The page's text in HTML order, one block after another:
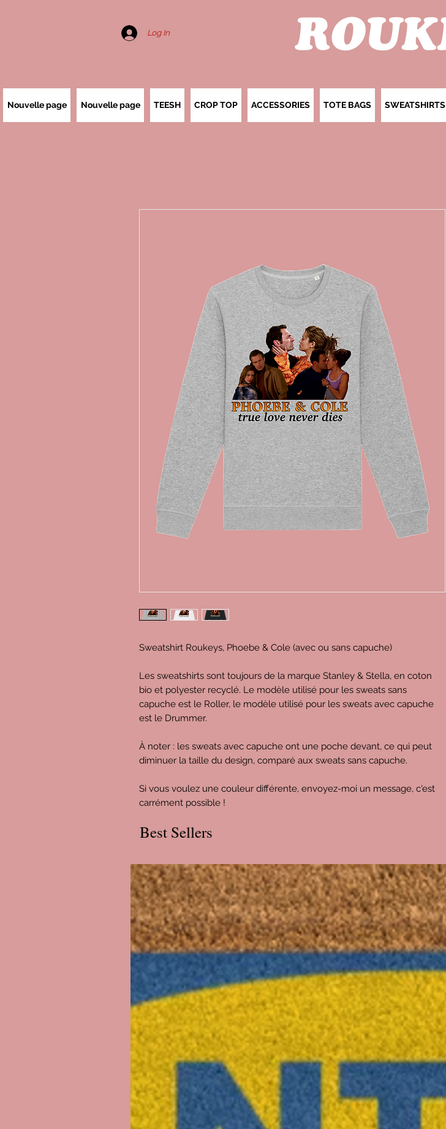
Log In
Nouvelle page Nouvelle page TEESH CROP TOP ACCESSORIES TOTE BAGS SWEATSHIRTS
Sweatshirt Roukeys, Phoebe & Cole (avec ou sans capuche)
Les sweatshirts sont toujours de la marque Stanley & Stella, en coton
bio et polyester recyclé. Le modèle utilisé pour les sweats sans
capuche est le Roller, le modèle utilisé pour les sweats avec capuche
est le Drummer.
À noter : les sweats avec capuche ont une poche devant, ce qui peut
diminuer la taille du design, comparé aux sweats sans capuche.
Si vous voulez une couleur différente, envoyez-moi un message, c'est
carrément possible !
Best Sellers